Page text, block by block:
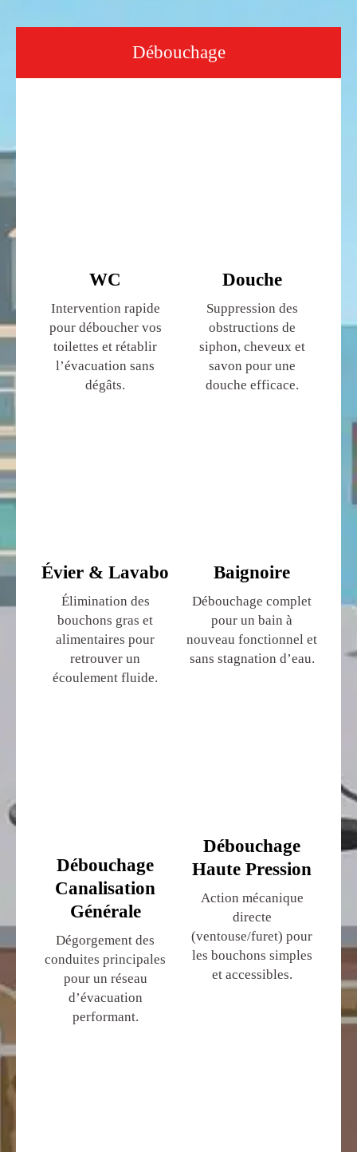
Débouchage
WC
Intervention rapide
pour déboucher vos
toilettes et rétablir
l’évacuation sans
dégâts.
Évier & Lavabo
Élimination des
bouchons gras et
alimentaires pour
retrouver un
écoulement fluide.
Débouchage
Canalisation
Générale
Dégorgement des
conduites principales
pour un réseau
d’évacuation
performant.
Douche
Suppression des
obstructions de
siphon, cheveux et
savon pour une
douche efficace.
Baignoire
Débouchage complet
pour un bain à
nouveau fonctionnel et
sans stagnation d’eau.
Débouchage
Haute Pression
Action mécanique
directe
(ventouse/furet) pour
les bouchons simples
et accessibles.